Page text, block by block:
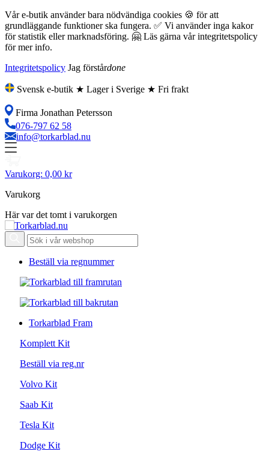
Vår e-butik använder bara nödvändiga cookies 🍪 för att
grundläggande funktioner ska fungera. ✅ Vi använder inga kakor
för statistik eller marknadsföring. 🤗 Läs gärna vår integritetspolicy
för mer info.
Integritetspolicy Jag förstårdone
Svensk e-butik ★ Lager i Sverige ★ Fri frakt
Firma Jonathan Petersson
076-797 62 58
info@torkarblad.nu
Varukorg: 0,00 kr
Varukorg
Här var det tomt i varukorgen
Beställ via regnummer
Torkarblad Fram
Komplett Kit
Beställ via reg.nr
Volvo Kit
Saab Kit
Tesla Kit
Dodge Kit